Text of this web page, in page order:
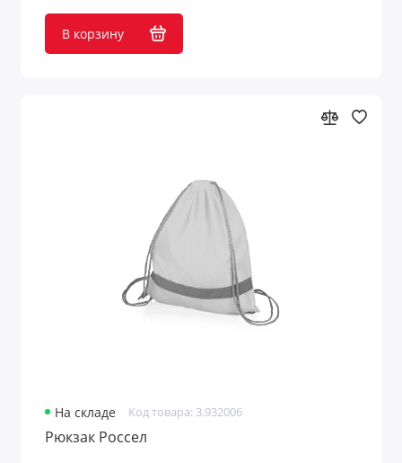
В корзину
На складе Код товара: 3.932006
Рюкзак Россел